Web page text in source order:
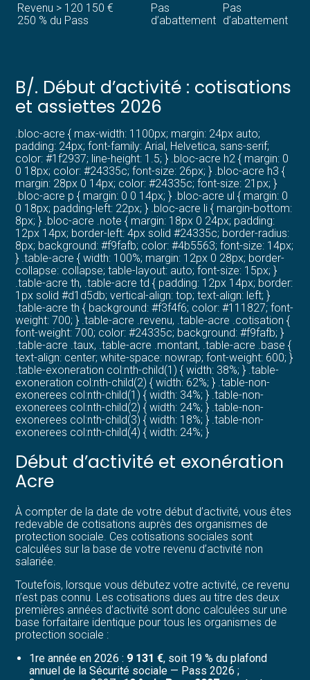
Revenu > 120 150 €
250 % du Pass
Pas
d’abattement
Pas
d’abattement
B/. Début d’activité : cotisations
et assiettes 2026
.bloc-acre { max-width: 1100px; margin: 24px auto;
padding: 24px; font-family: Arial, Helvetica, sans-serif;
color: #1f2937; line-height: 1.5; } .bloc-acre h2 { margin: 0
0 18px; color: #24335c; font-size: 26px; } .bloc-acre h3 {
margin: 28px 0 14px; color: #24335c; font-size: 21px; }
.bloc-acre p { margin: 0 0 14px; } .bloc-acre ul { margin: 0
0 18px; padding-left: 22px; } .bloc-acre li { margin-bottom:
8px; } .bloc-acre .note { margin: 18px 0 24px; padding:
12px 14px; border-left: 4px solid #24335c; border-radius:
8px; background: #f9fafb; color: #4b5563; font-size: 14px;
} .table-acre { width: 100%; margin: 12px 0 28px; border-
collapse: collapse; table-layout: auto; font-size: 15px; }
.table-acre th, .table-acre td { padding: 12px 14px; border:
1px solid #d1d5db; vertical-align: top; text-align: left; }
.table-acre th { background: #f3f4f6; color: #111827; font-
weight: 700; } .table-acre .revenu, .table-acre .cotisation {
font-weight: 700; color: #24335c; background: #f9fafb; }
.table-acre .taux, .table-acre .montant, .table-acre .base {
text-align: center; white-space: nowrap; font-weight: 600; }
.table-exoneration col:nth-child(1) { width: 38%; } .table-
exoneration col:nth-child(2) { width: 62%; } .table-non-
exonerees col:nth-child(1) { width: 34%; } .table-non-
exonerees col:nth-child(2) { width: 24%; } .table-non-
exonerees col:nth-child(3) { width: 18%; } .table-non-
exonerees col:nth-child(4) { width: 24%; }
Début d’activité et exonération
Acre
À compter de la date de votre début d’activité, vous êtes
redevable de cotisations auprès des organismes de
protection sociale. Ces cotisations sociales sont
calculées sur la base de votre revenu d’activité non
salariée.
Toutefois, lorsque vous débutez votre activité, ce revenu
n’est pas connu. Les cotisations dues au titre des deux
premières années d’activité sont donc calculées sur une
base forfaitaire identique pour tous les organismes de
protection sociale :
1re année en 2026 : 9 131 €, soit 19 % du plafond
annuel de la Sécurité sociale — Pass 2026 ;